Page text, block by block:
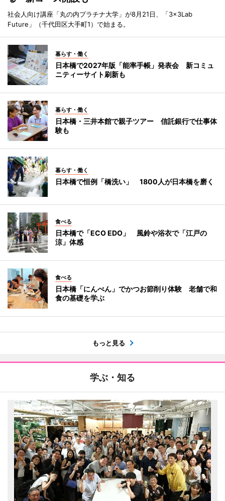
社会人向け講座「丸の内プラチナ大学」が8月21日、「3×3Lab
Future」（千代田区大手町1）で始まる。
暮らす・働く
日本橋で2027年版「能率手帳」発表会 新コミュ
ニティーサイト刷新も
暮らす・働く
日本橋・三井本館で親子ツアー 信託銀行で仕事体
験も
暮らす・働く
日本橋で恒例「橋洗い」 1800人が日本橋を磨く
食べる
日本橋で「ECO EDO」 風鈴や浴衣で「江戸の
涼」体感
食べる
日本橋「にんべん」でかつお節削り体験 老舗で和
食の基礎を学ぶ
もっと見る
学ぶ・知る